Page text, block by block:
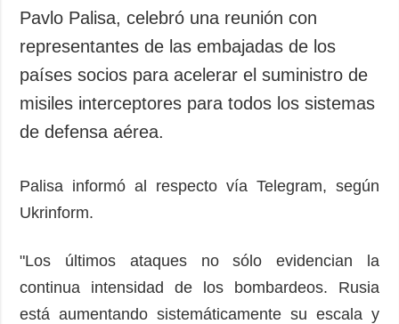
Pavlo Palisa, celebró una reunión con
representantes de las embajadas de los
países socios para acelerar el suministro de
misiles interceptores para todos los sistemas
de defensa aérea.
Palisa informó al respecto vía Telegram, según
Ukrinform.
"Los últimos ataques no sólo evidencian la
continua intensidad de los bombardeos. Rusia
está aumentando sistemáticamente su escala y